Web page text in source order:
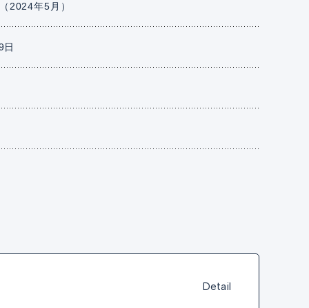
2024年5月）
日
Detail